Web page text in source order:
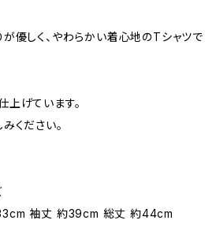
優しく、やわらかい着心地のTシャツで
げています。
ください。
袖丈 約39cm 総丈 約44cm